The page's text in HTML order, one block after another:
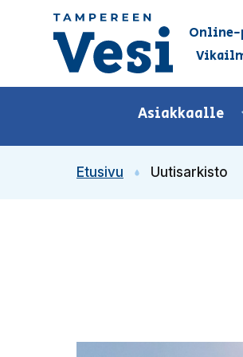
Siirry sisältöön
Siirry etusivulle
Asiakkaalle
Etusivu Uutisarkisto